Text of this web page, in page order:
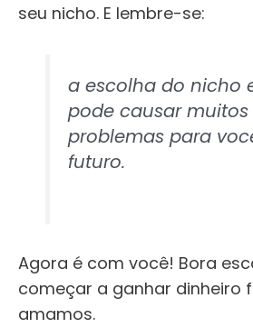
seu nicho. E lembre-se:
a escolha do nicho
pode causar muitos
problemas para
futuro.
Agora é com você! Bora
começar a ganhar dinheiro
amamos.